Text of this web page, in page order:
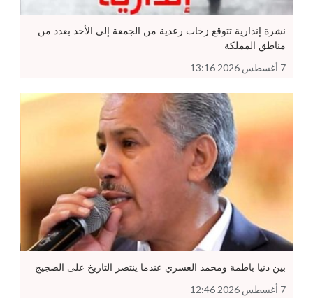
نشرة إنذارية تتوقع زخات رعدية من الجمعة إلى الأحد بعدد من
مناطق المملكة
7 أغسطس 2026 13:16
بين دنيا باطمة ومحمد العسري عندما ينتصر التاريخ على الضجيج
7 أغسطس 2026 12:46